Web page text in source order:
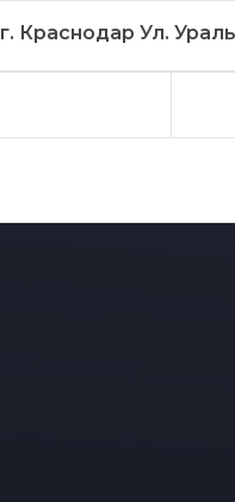
г. Краснодар Ул.